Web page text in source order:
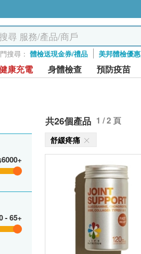
搜尋： 體檢送現金券/禮品 美邦體檢優惠
康充電 身體檢查 預防疫苗
6000+
-65+
共26個產品 1 / 2 頁
舒緩疼痛